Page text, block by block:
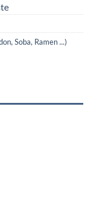
Soba, Ramen ...)